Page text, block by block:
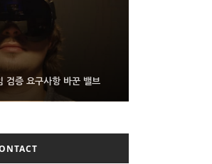
검증 요구사항 바꾼 밸브
안드로이드 장치용 구글 어
스턴트
메모리 ZHBM·ZNAND-O
선보인 삼성전자